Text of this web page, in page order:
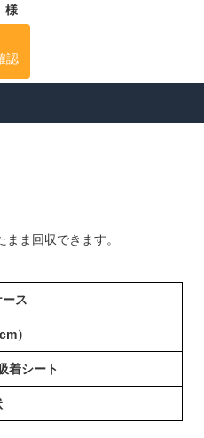
様
認
ま回収できます。
ス
）
着シート